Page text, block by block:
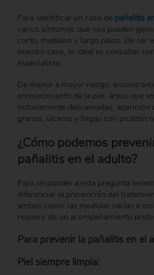
Para identificar un caso de pañalitis
varios síntomas que nos pueden
corto, mediano y largo plazo. De ser
nuestro caso, lo ideal es consultar
especialista.
De menor a mayor riesgo,
enrojecimiento de la piel, áreas que
notoriamente descamadas, aparición
granos, úlceras y llagas con picazón
¿Cómo podemos
pañalitis en el adulto?
Para responder a esta pregunta
diferenciar la prevención del
ambos casos las medidas varían e
requerir de un acompañamiento
Para prevenir la pañalitis en el
Piel siempre limpia: